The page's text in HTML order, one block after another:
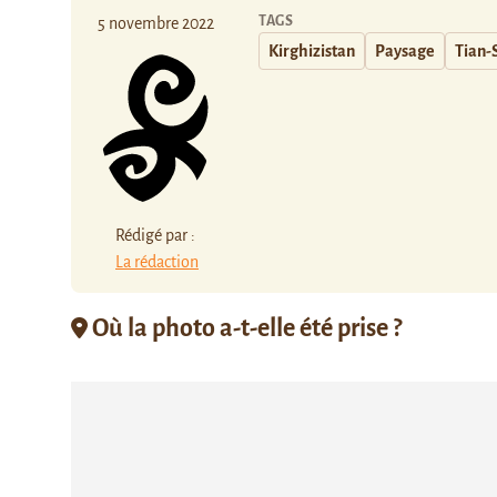
5 novembre 2022
Rédigé par :
La rédaction
TAGS
Kirghizistan Paysage Tian-
Où la photo a-t-elle été prise ?